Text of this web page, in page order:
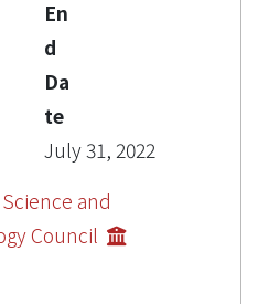
En
d
Da
te
July 31, 2022
and
Council